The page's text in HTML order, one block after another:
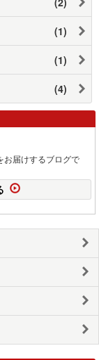
(1)
(1)
(4)
お届けするブログで